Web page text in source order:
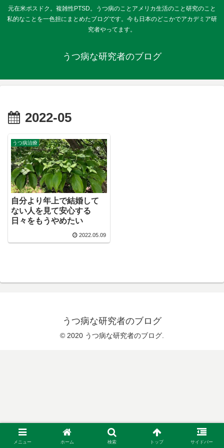
元在米ポスドク。複雑性PTSD。うつ病のことアメリカ生活のこと研究のこと
私的なことを一色担にまとめたブログです。今も日本のどこかでアカデミア研
究者やってます。
うつ病な研究者のブログ
2022-05
うつ病治療
自分より年上で結婚して
ない人を見て安心する
日々をもうやめたい
2022.05.09
うつ病な研究者のブログ
© 2020 うつ病な研究者のブログ.
メニュー ホーム 検索 トップ サイドバー